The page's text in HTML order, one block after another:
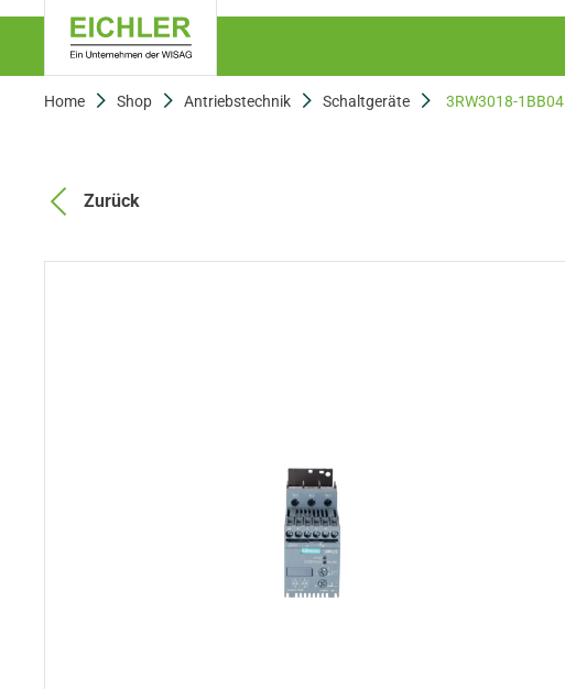
Home Shop Antriebstechnik Schaltgeräte 3RW3018-1BB04
Zurück